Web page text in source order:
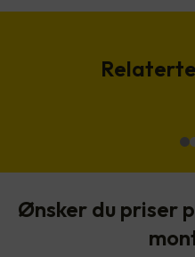
Ønsker du priser